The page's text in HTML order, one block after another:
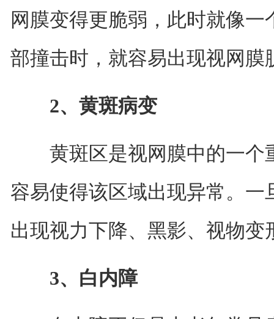
网膜变得更脆弱，此时就像
部撞击时，就容易出现视网膜
2、黄斑病变
黄斑区是视网膜中的一个
容易使得该区域出现异常。
出现视力下降、黑影、视物变
3、白内障